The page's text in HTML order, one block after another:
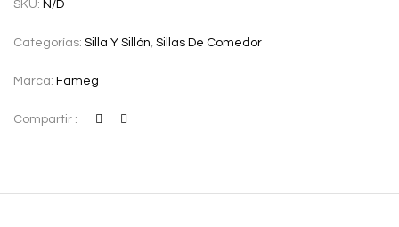
SKU: N/D
Categorías: Silla Y Sillón, Sillas De Comedor
Marca: Fameg
Compartir :